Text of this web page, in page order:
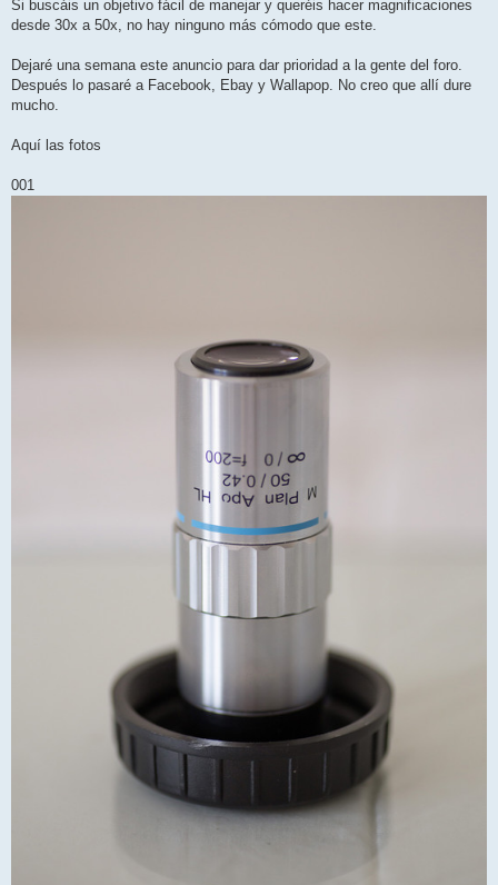
Si buscáis un objetivo fácil de manejar y queréis hacer magnificaciones
desde 30x a 50x, no hay ninguno más cómodo que este.
Dejaré una semana este anuncio para dar prioridad a la gente del foro.
Después lo pasaré a Facebook, Ebay y Wallapop. No creo que allí dure
mucho.
Aquí las fotos
001